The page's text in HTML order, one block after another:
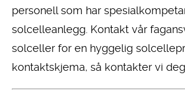
personell som har
solcelleanlegg. Kontakt vår
solceller for en hyggelig
kontaktskjema, så kontakter vi deg.